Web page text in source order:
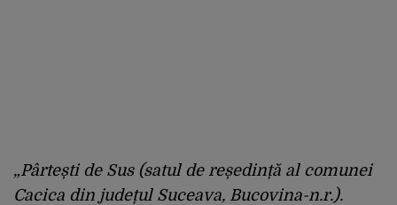
„Pârtești de Sus (satul de reședință al comunei
Cacica din județul Suceava, Bucovina-n.r.).